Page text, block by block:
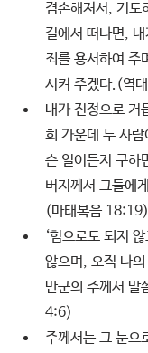
겸손해져서, 기도
길에서 떠나면,
죄를 용서하여 주
시켜 주겠다.(역
내가 진정으로 거
희 가운데 두 사
슨 일이든지 구하
버지께서 그들에
(마태복음 18:19)
‘힘으로도 되지
않으며, 오직 나
만군의 주께서 말
4:6)
주께서는 그 눈으